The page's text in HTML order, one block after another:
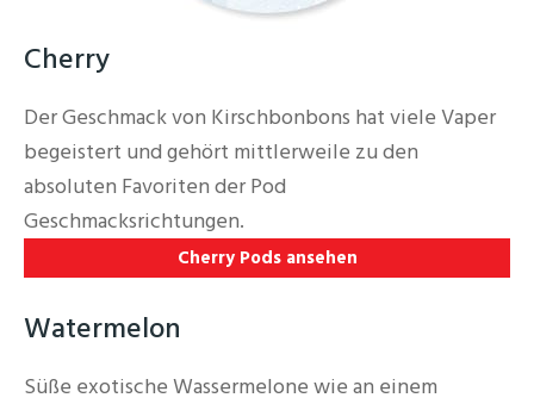
Cherry
Der Geschmack von Kirschbonbons hat viele Vaper
begeistert und gehört mittlerweile zu den
absoluten Favoriten der Pod
Geschmacksrichtungen.
Cherry Pods ansehen
Watermelon
Süße exotische Wassermelone wie an einem